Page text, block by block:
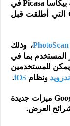
مضت، حيث بدء الأمر مع حصولها على خدمة بيكاسا Picasa في
عام 2014، بينما تعتبر خدمة Google Photos التي أطلقت قبل
PhotoScan، وذلك
بما في
للمستخدمين
أندرويدونظام iOS
.
وقدمت الشركة اليوم عبر تطبيق Google Photos ميزات جديدة
شرائح العرض.